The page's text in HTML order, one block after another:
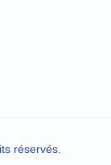
réservés.